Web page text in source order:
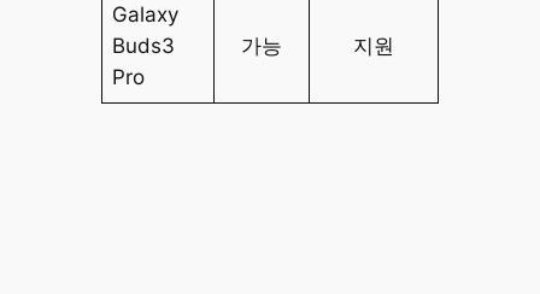
Galaxy
Buds3
Pro
가능 지원